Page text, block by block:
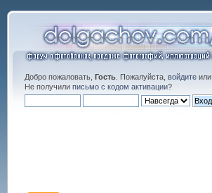
Добро пожаловать, Гость. Пожалуйста, войдитеили
Не получили письмо с кодом активации?